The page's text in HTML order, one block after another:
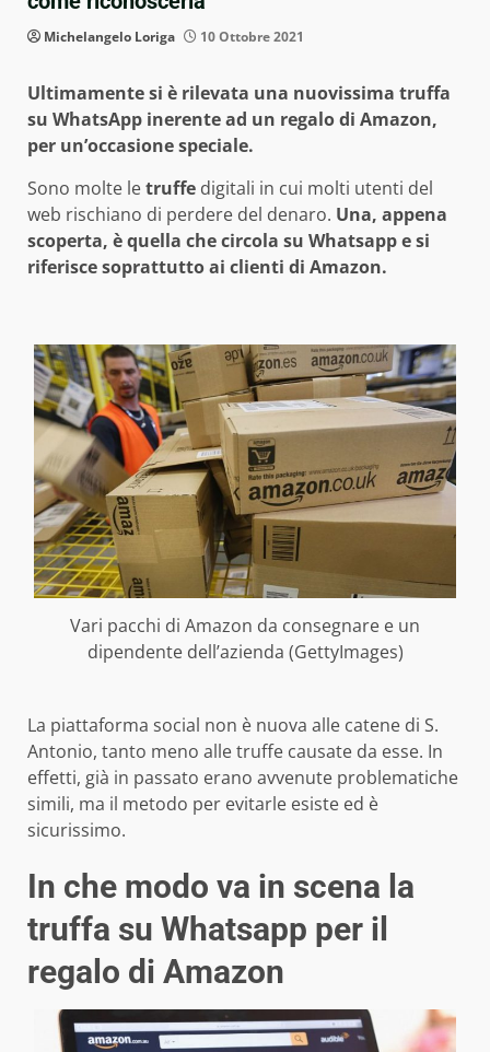
Michelangelo Loriga 10 Ottobre 2021
Ultimamente si è rilevata una nuovissima truffa
su WhatsApp inerente ad un regalo di Amazon,
per un’occasione speciale.
Sono molte letruffe digitali in cui molti utenti del
web rischiano di perdere del denaro. Una, appena
scoperta, è quella che circola su Whatsapp e si
riferisce soprattutto ai clienti di Amazon.
Vari pacchi di Amazon da consegnare e un
dipendente dell’azienda (GettyImages)
La piattaforma social non è nuova alle catene di S.
Antonio, tanto meno alle truffe causate da esse. In
effetti, già in passato erano avvenute problematiche
simili, ma il metodo per evitarle esiste ed è
sicurissimo.
In che modo va in scena la
truffa su Whatsapp per il
regalo di Amazon